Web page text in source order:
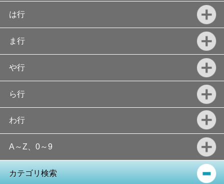
は行
ま行
や行
ら行
わ行
A～Z、0～9
カテゴリ検索